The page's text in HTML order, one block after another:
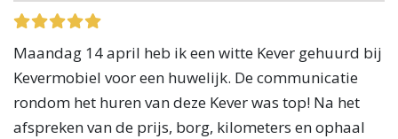
Maandag 14 april heb ik een witte Kever gehuurd bij
Kevermobiel voor een huwelijk. De communicatie
rondom het huren van deze Kever was top! Na het
afspreken van de prijs, borg, kilometers en ophaal